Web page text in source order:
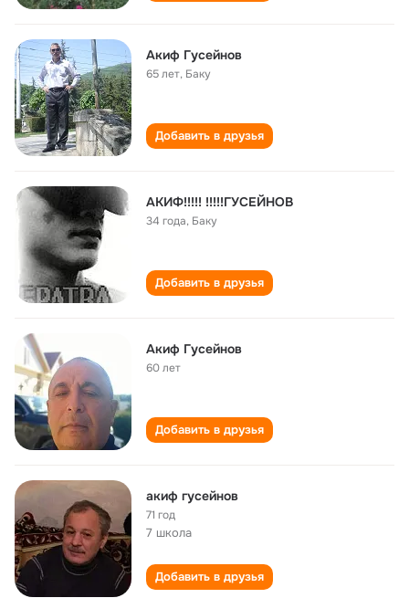
Акиф Гусейнов
65 лет, Баку
Добавить в друзья
АКИФ!!!!! !!!!!ГУСЕЙНОВ
34 года, Баку
Добавить в друзья
Акиф Гусейнов
60 лет
Добавить в друзья
акиф гусейнов
71 год
7 школа
Добавить в друзья